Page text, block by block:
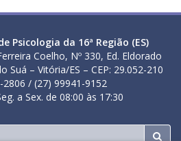
Psicologia da 16ª Região (ES)
Coelho, Nº 330, Ed. Eldorado
Suá – Vitória/ES – CEP: 29.052-210
2806 / (27) 99941-9152
a Sex. de 08:00 às 17:30